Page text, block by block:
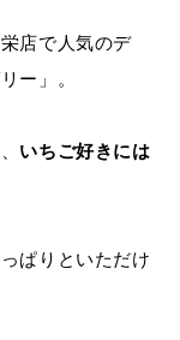
店で人気のデ
ー」。
いちご好きには
ぱりといただけ